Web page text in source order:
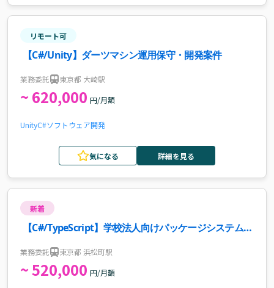
リモート可
【C#/Unity】ダーツマシン運用保守・開発案件
業務委託 東京都 大崎駅
~ 620,000 円/月額
UnityC#ソフトウェア開発
気になる 詳細を見る
新着
【C#/TypeScript】学校法人向けパッケージシステム開
業務委託 東京都 浜松町駅
~ 520,000 円/月額